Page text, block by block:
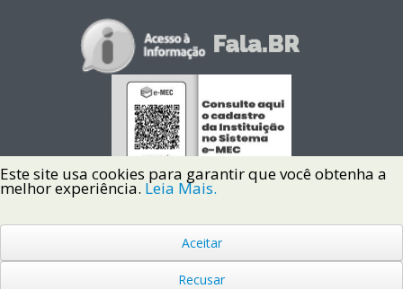
Copyright © 2022 Instituto Federal de Santa Catarina IFSC
Todos os Direitos Reservados.
Este site usa cookies para garantir que você obtenha a
melhor experiência. Leia Mais.
Aceitar
Recusar